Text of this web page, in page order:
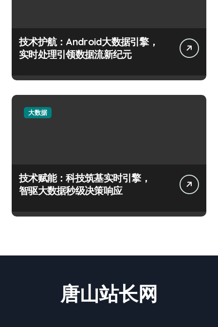
技术护航：Android大数据引擎，
实时处理引领数据流新纪元
大数据
技术赋能：科技筑基实时引擎，
智驱大数据秒级决策响应
唐山站长网